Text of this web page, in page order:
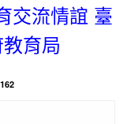
交流情誼 臺
育局